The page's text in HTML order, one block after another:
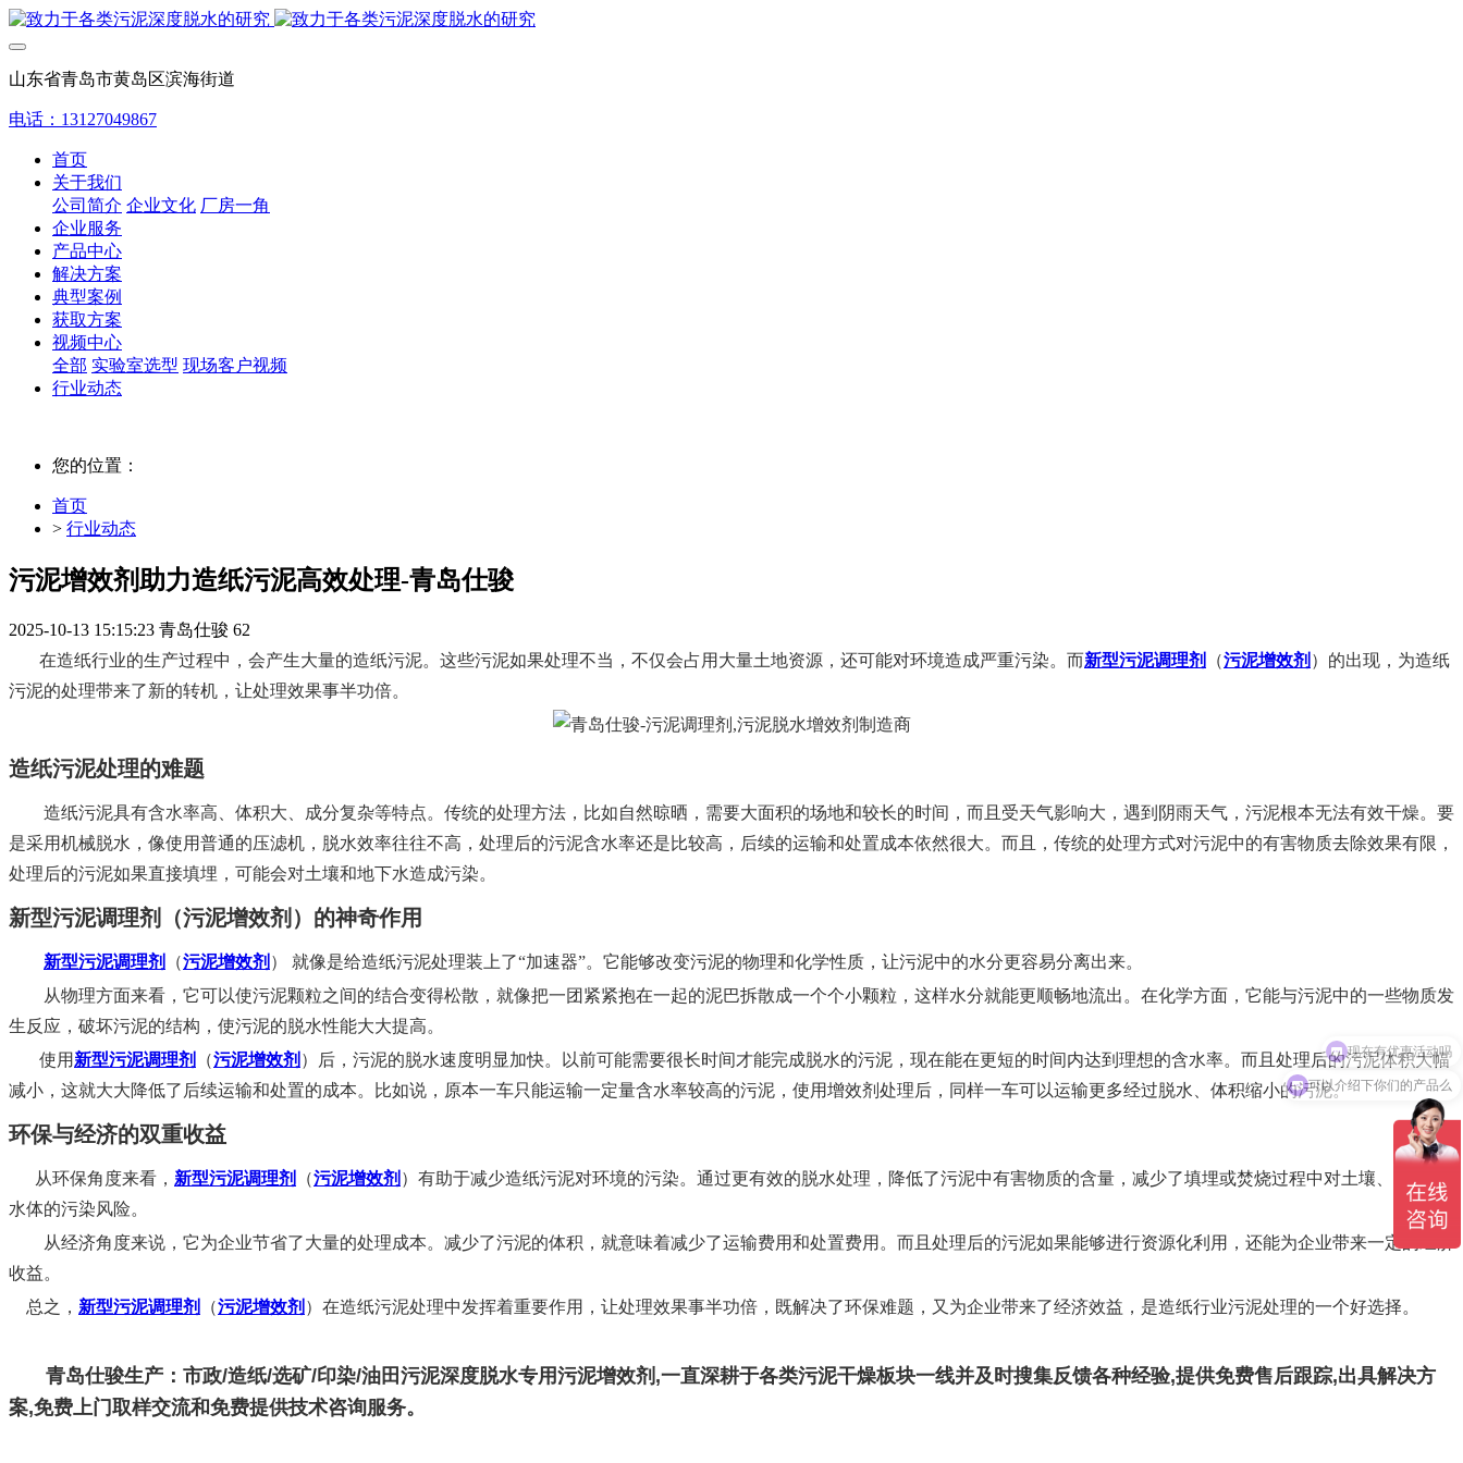
山东省青岛市黄岛区滨海街道
电话：13127049867
首页
关于我们
公司简介 企业文化 厂房一角
企业服务
产品中心
解决方案
典型案例
获取方案
视频中心
全部 实验室选型 现场客户视频
行业动态
您的位置：
首页
> 行业动态
污泥增效剂助力造纸污泥高效处理-青岛仕骏
2025-10-13 15:15:23 青岛仕骏 62
在造纸行业的生产过程中，会产生大量的造纸污泥。这些污泥如果处理不当，不仅会占用大量土地资源，还可能对环境造成严重污染。而新型污泥调理剂 （污泥增效剂 ）的出现，为造纸
污泥的处理带来了新的转机，让处理效果事半功倍。
造纸污泥处理的难题
造纸污泥具有含水率高、体积大、成分复杂等特点。传统的处理方法，比如自然晾晒，需要大面积的场地和较长的时间，而且受天气影响大，遇到阴雨天气，污泥根本无法有效干燥。要
是采用机械脱水，像使用普通的压滤机，脱水效率往往不高，处理后的污泥含水率还是比较高，后续的运输和处置成本依然很大。而且，传统的处理方式对污泥中的有害物质去除效果有限，
处理后的污泥如果直接填埋，可能会对土壤和地下水造成污染。
新型污泥调理剂（污泥增效剂）的神奇作用
新型污泥调理剂 （污泥增效剂 ）
就像是给造纸污泥处理装上了“加速器”。它能够改变污泥的物理和化学性质，让污泥中的水分更容易分离出来。
从物理方面来看，它可以使污泥颗粒之间的结合变得松散，就像把一团紧紧抱在一起的泥巴拆散成一个个小颗粒，这样水分就能更顺畅地流出。在化学方面，它能与污泥中的一些物质发
生反应，破坏污泥的结构，使污泥的脱水性能大大提高。
使用 新型污泥调理剂 （污泥增效剂 ）
后，污泥的脱水速度明显加快。以前可能需要很长时间才能完成脱水的污泥，现在能在更短的时间内达到理想的含水率。而且处理后的污泥体积大幅
减小，这就大大降低了后续运输和处置的成本。比如说，原本一车只能运输一定量含水率较高的污泥，使用增效剂处理后，同样一车可以运输更多经过脱水、体积缩小的污泥。
环保与经济的双重收益
从环保角度来看， 新型污泥调理剂 （污泥增效剂 ） 有助于减少造纸污泥对环境的污染。通过更有效的脱水处理，降低了污泥中有害物质的含量，减少了填埋或焚烧过程中对土壤、空气和
水体的污染风险。
从经济角度来说，它为企业节省了大量的处理成本。减少了污泥的体积，就意味着减少了运输费用和处置费用。而且处理后的污泥如果能够进行资源化利用，还能为企业带来一定的经济
收益。
总之， 新型污泥调理剂 （污泥增效剂 ） 在造纸污泥处理中发挥着重要作用，让处理效果事半功倍，既解决了环保难题，又为企业带来了经济效益，是造纸行业污泥处理的一个好选择。
青岛仕骏生产：市政/造纸/选矿/印染/油田污泥深度脱水专用污泥增效剂,一直深耕于各类污泥干燥板块一线并及时搜集反馈各种经验,提供免费售后跟踪,出具解决方
案,免费上门取样交流和免费提供技术咨询服务。
可以介绍下你们的产品么